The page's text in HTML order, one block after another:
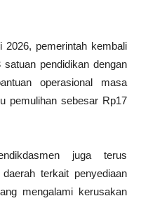
2026, pemerintah kembali
pendidikan dengan
operasional masa
pemulihan sebesar Rp17
juga terus
terkait penyediaan
mengalami kerusakan